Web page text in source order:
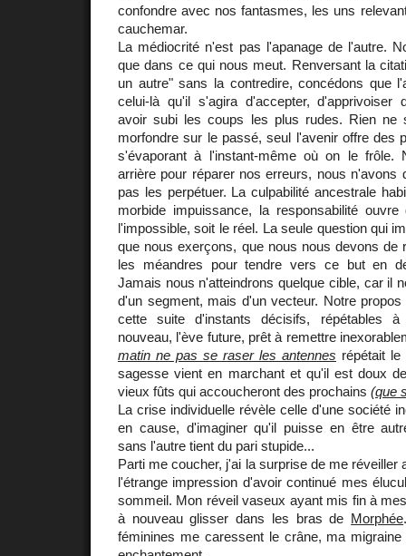
confondre avec nos fantasmes, les uns
cauchemar.
La médiocrité n'est pas l'apanage de l'autre.
que dans ce qui nous meut. Renversant la
un autre" sans la contredire, concédons que
celui-là qu'il s'agira d'accepter, d'apprivoiser
avoir subi les coups les plus rudes. Rien ne
morfondre sur le passé, seul l'avenir offre des
s'évaporant à l'instant-même où on le frôle.
arrière pour réparer nos erreurs, nous n'avons
pas les perpétuer. La culpabilité ancestrale
morbide impuissance, la responsabilité
l'impossible, soit le réel. La seule question qui
que nous exerçons, que nous nous devons de
les méandres pour tendre vers ce but en
Jamais nous n'atteindrons quelque cible, car il
d'un segment, mais d'un vecteur. Notre
cette suite d'instants décisifs, répétables
nouveau, l'ève future, prêt à remettre
matin ne pas se raser les antennes répétait le
sagesse vient en marchant et qu'il est doux
vieux fûts qui accoucheront des prochains (que
La crise individuelle révèle celle d'une société
en cause, d'imaginer qu'il puisse en être
sans l'autre tient du pari stupide...
Parti me coucher, j'ai la surprise de me réveiller
l'étrange impression d'avoir continué mes
sommeil. Mon réveil vaseux ayant mis fin à
à nouveau glisser dans les bras de Morphée
féminines me caressent le crâne, ma